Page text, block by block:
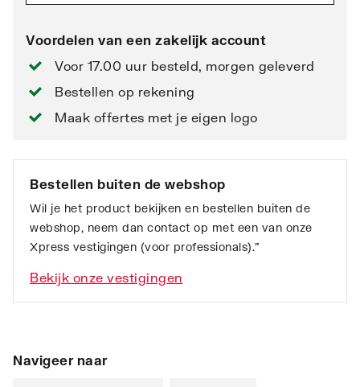
Voordelen van een zakelijk account
Voor 17.00 uur besteld, morgen geleverd
Bestellen op rekening
Maak offertes met je eigen logo
Bestellen buiten de webshop
Wil je het product bekijken en bestellen buiten de
webshop, neem dan contact op met een van onze
Xpress vestigingen (voor professionals).”
Bekijk onze vestigingen
Navigeer naar